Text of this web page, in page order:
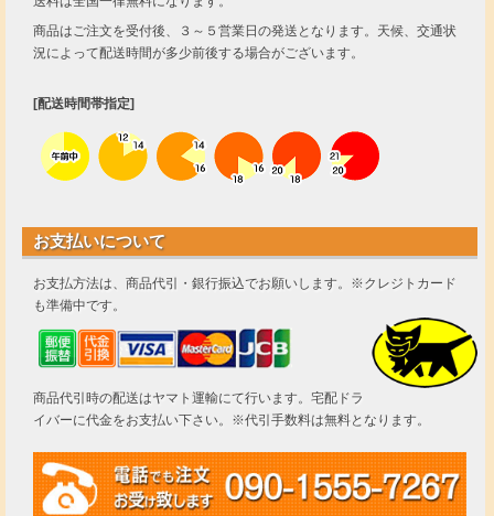
商品はご注文を受付後、３～５営業日の発送となります。天候、交通状
況によって配送時間が多少前後する場合がございます。
[配送時間帯指定]
お支払いについて
お支払方法は、商品代引・銀行振込でお願いします。※クレジトカード
も準備中です。
商品代引時の配送はヤマト運輸にて行います。宅配ドラ
イバーに代金をお支払い下さい。※代引手数料は無料となります。